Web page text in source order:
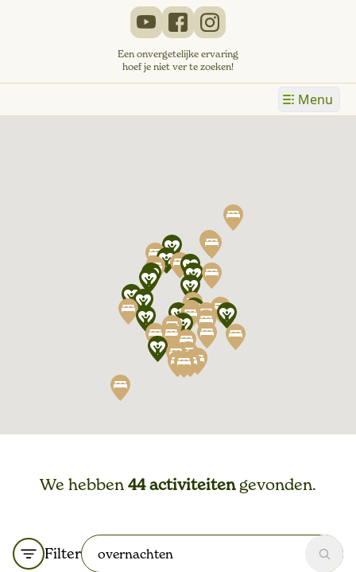
Een onvergetelijke ervaring
hoef je niet ver te zoeken!
Menu
We hebben44 activiteitengevonden.
Filter